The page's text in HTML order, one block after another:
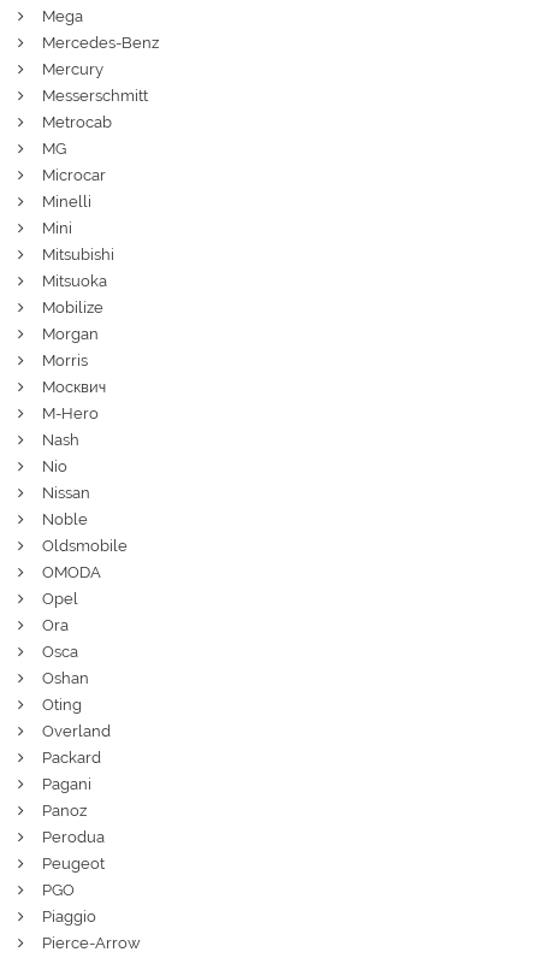
Mega
Mercedes-Benz
Mercury
Messerschmitt
Metrocab
MG
Microcar
Minelli
Mini
Mitsubishi
Mitsuoka
Mobilize
Morgan
Morris
Москвич
M-Hero
Nash
Nio
Nissan
Noble
Oldsmobile
OMODA
Opel
Ora
Osca
Oshan
Oting
Overland
Packard
Pagani
Panoz
Perodua
Peugeot
PGO
Piaggio
Pierce-Arrow